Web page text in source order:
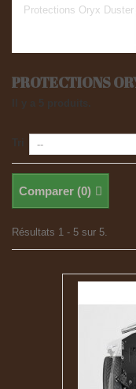
Protections Oryx Duster
PROTECTIONS
Il y a 5 produits.
Comparer (0)
Résultats 1 - 5 sur 5.